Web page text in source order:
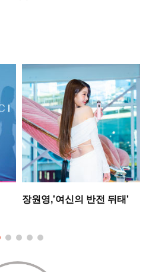
장원영,'여신의 반전 뒤태'